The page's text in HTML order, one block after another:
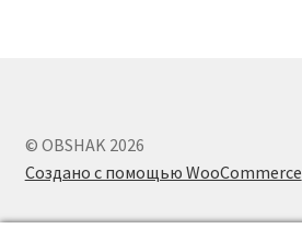
© OBSHAK 2026
Создано с помощью WooCommerce